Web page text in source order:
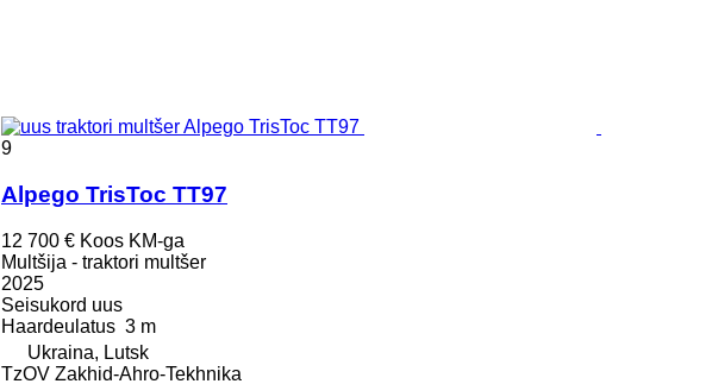
9
Alpego TrisToc TT97
12 700 € Koos KM-ga
Multšija - traktori multšer
2025
Seisukord uus
Haardeulatus 3 m
Ukraina, Lutsk
TzOV Zakhid-Ahro-Tekhnika